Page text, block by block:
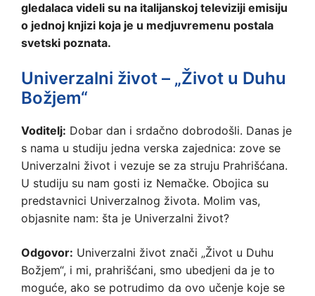
gledalaca videli su na italijanskoj televiziji emisiju
o jednoj knjizi koja je u medjuvremenu postala
svetski poznata.
Univerzalni život – „Život u Duhu
Božjem“
Voditelj: Dobar dan i srdačno dobrodošli. Danas je
s nama u studiju jedna verska zajednica: zove se
Univerzalni život i vezuje se za struju Prahrišćana.
U studiju su nam gosti iz Nemačke. Obojica su
predstavnici Univerzalnog života. Molim vas,
objasnite nam: šta je Univerzalni život?
Odgovor: Univerzalni život znači „Život u Duhu
Božjem“, i mi, prahrišćani, smo ubedjeni da je to
moguće, ako se potrudimo da ovo učenje koje se